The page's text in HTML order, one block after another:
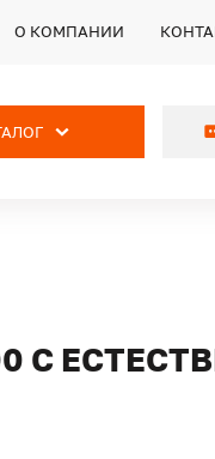
О КОМПАНИИ
С